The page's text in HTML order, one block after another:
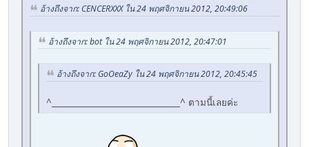
อ้างถึงจาก: CENCERXXX ใน 24 พฤศจิกายน 2012, 20:49:06
อ้างถึงจาก: bot ใน 24 พฤศจิกายน 2012, 20:47:01
อ้างถึงจาก: GoOeaZy ใน 24 พฤศจิกายน 2012, 20:45:45
^_______________________________^ ตามนี้เลยค่ะ